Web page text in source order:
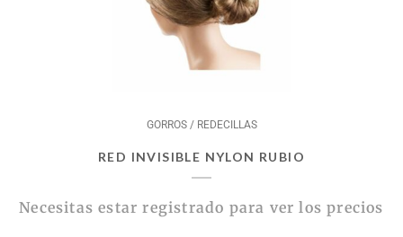
GORROS / REDECILLAS
RED INVISIBLE NYLON RUBIO
Necesitas estar registrado para ver los precios